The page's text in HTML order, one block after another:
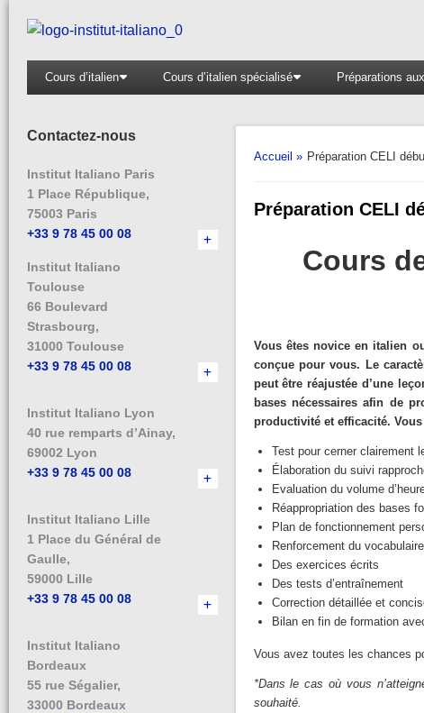
contenu
Cours d’italien Cours d’italien spécialisé Préparations
Contactez-nous
Institut Italiano Paris
1 Place République,
75003 Paris
+33 9 78 45 00 08
Institut Italiano
Toulouse
66 Boulevard
Strasbourg,
31000 Toulouse
+33 9 78 45 00 08
Institut Italiano Lyon
40 rue remparts d’Ainay,
69002 Lyon
+33 9 78 45 00 08
Institut Italiano Lille
1 Place du Général de
Gaulle,
59000 Lille
+33 9 78 45 00 08
Institut Italiano
Bordeaux
55 rue Ségalier,
33000 Bordeaux
Accueil » Préparation CELI
Préparation CELI
Cours
Vous êtes novice en italien
conçue pour vous. Le
peut être réajustée d’une
bases nécessaires afin de
productivité et efficacité.
Test pour cerner clairement
Élaboration du suivi
​Evaluation du volume
Réappropriation des bases
Plan de fonctionnement
Renforcement du
Des exercices écrits
Des tests d’entraînement
Correction détaillée et
Bilan en fin de formation
Vous avez toutes les chances
*Dans le cas où vous
souhaité.